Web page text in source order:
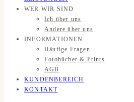
WER WIR SIND
Ich über uns
Andere über uns
INFORMATIONEN
Häufige Fragen
Fotobücher & Prints
AGB
KUNDENBEREICH
KONTAKT